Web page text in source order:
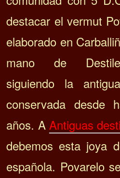
destacar el vermut
elaborado en
mano de
siguiendo la
conservada desde
años. A Antiguas
debemos esta joya
española. Povarelo